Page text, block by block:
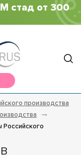
стад от 300
производства